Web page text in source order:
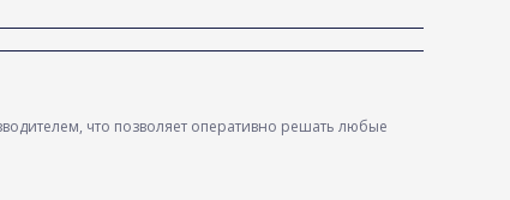
что позволяет оперативно решать любые